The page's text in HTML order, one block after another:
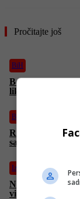
Pročitajte još
BiH
Borenović o
likovima, račun
BiH
Rok za izricanje
saopštiti svoju
Izdvojeno
Nož u leđa i
vise o koncu